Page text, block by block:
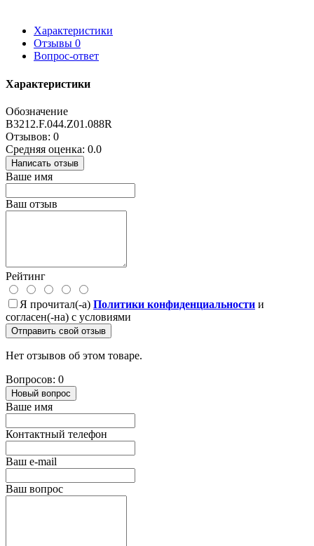
Характеристики
Отзывы 0
Вопрос-ответ
Характеристики
Обозначение
B3212.F.044.Z01.088R
Отзывов: 0
Средняя оценка: 0.0
Написать отзыв
Ваше имя
Ваш отзыв
Рейтинг
Я прочитал(-а) Политики конфиденциальности и
согласен(-на) с условиями
Отправить свой отзыв
Нет отзывов об этом товаре.
Вопросов: 0
Новый вопрос
Ваше имя
Контактный телефон
Ваш e-mail
Ваш вопрос